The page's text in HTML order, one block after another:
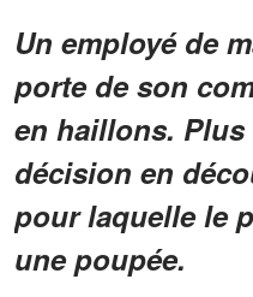
Un employé de
porte de son
en haillons.
décision en
pour laquelle le
une poupée.